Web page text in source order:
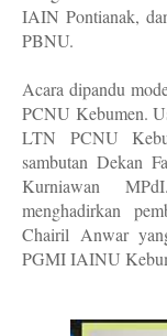
IAIN Pontianak,
PBNU.
Acara dipandu
PCNU Kebumen.
LTN PCNU
sambutan Dekan
Kurniawan
menghadirkan
Chairil Anwar
PGMI IAINU